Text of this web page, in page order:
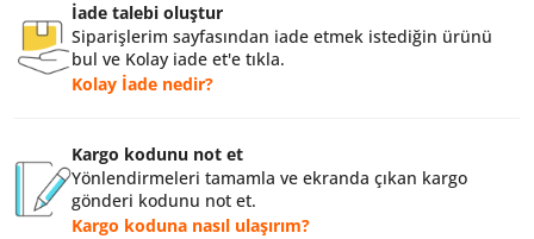
İade talebi oluştur
Siparişlerim sayfasından iade etmek istediğin ürünü
bul ve Kolay iade et'e tıkla.
Kolay İade nedir?
Kargo kodunu not et
Yönlendirmeleri tamamla ve ekranda çıkan kargo
gönderi kodunu not et.
Kargo koduna nasıl ulaşırım?